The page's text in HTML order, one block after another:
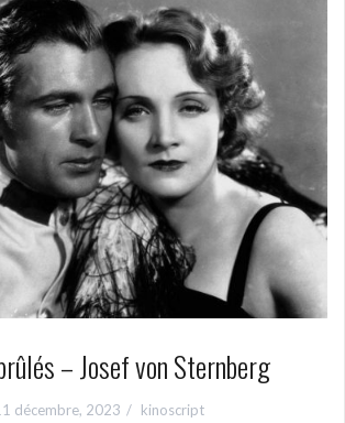
– Josef von Sternberg
décembre, 2023 kinoscript